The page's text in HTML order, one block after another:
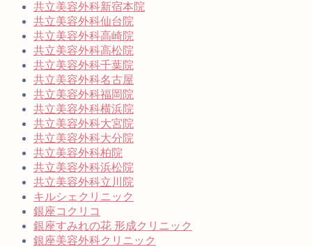
共立美容外科新宿本院
共立美容外科仙台院
共立美容外科高崎院
共立美容外科高松院
共立美容外科千葉院
共立美容外科名古屋
共立美容外科福岡院
共立美容外科横浜院
共立美容外科大宮院
共立美容外科大分院
共立美容外科柏院
共立美容外科浜松院
共立美容外科立川院
キルシェクリニック
銀座コクリコ
銀座すみれの花 形成クリニック
銀座美容外科クリニック